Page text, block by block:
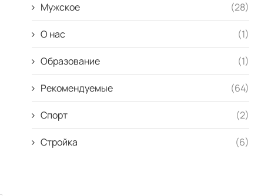
Мужское (28)
О нас (1)
Образование (1)
Рекомендуемые (64)
Спорт (2)
Стройка (6)